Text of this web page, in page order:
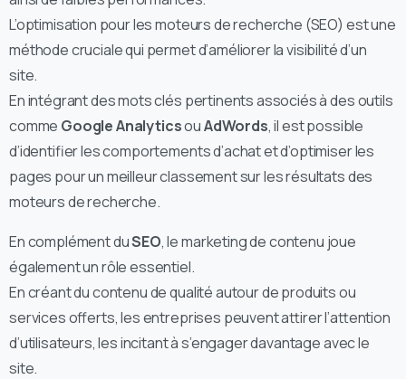
L’optimisation pour les moteurs de recherche (SEO) est une
méthode cruciale qui permet d’améliorer la visibilité d’un
site.
En intégrant des mots clés pertinents associés à des outils
comme Google AnalyticsouAdWords, il est possible
d’identifier les comportements d’achat et d’optimiser les
pages pour un meilleur classement sur les résultats des
moteurs de recherche.
En complément duSEO, le marketing de contenu joue
également un rôle essentiel.
En créant du contenu de qualité autour de produits ou
services offerts, les entreprises peuvent attirer l’attention
d’utilisateurs, les incitant à s’engager davantage avec le
site.